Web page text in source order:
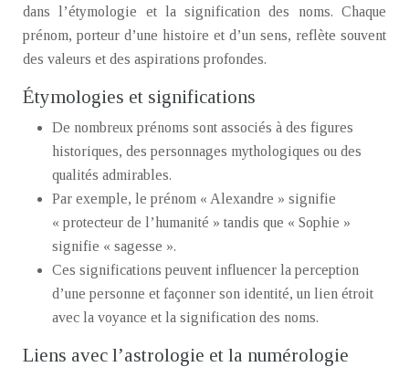
dans l’étymologie et la signification des noms. Chaque
prénom, porteur d’une histoire et d’un sens, reflète souvent
des valeurs et des aspirations profondes.
Étymologies et significations
De nombreux prénoms sont associés à des figures
historiques, des personnages mythologiques ou des
qualités admirables.
Par exemple, le prénom « Alexandre » signifie
« protecteur de l’humanité » tandis que « Sophie »
signifie « sagesse ».
Ces significations peuvent influencer la perception
d’une personne et façonner son identité, un lien étroit
avec la voyance et la signification des noms.
Liens avec l’astrologie et la numérologie